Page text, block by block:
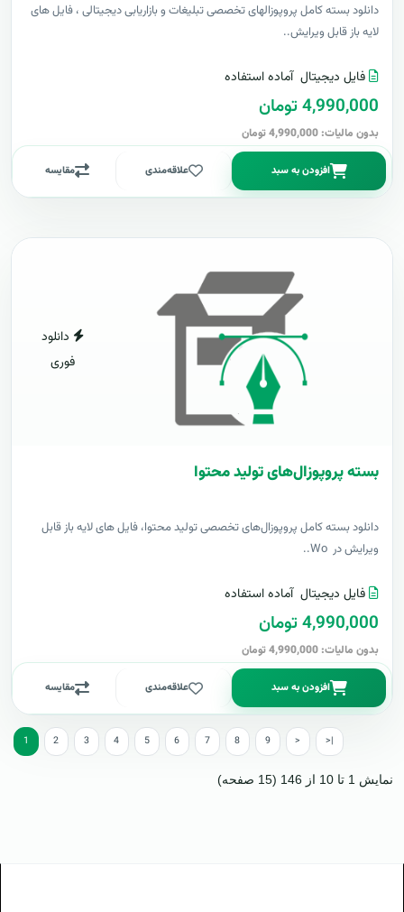
دانلود بسته کامل پروپوزالهای تخصصی تبلیغات و بازاریابی دیجیتالی ، فایل های
لایه باز قابل ویرایش..
فایل دیجیتال آماده استفاده
4,990,000 تومان
بدون مالیات: 4,990,000 تومان
افزودن به سبد علاقه‌مندی مقایسه
دانلود
فوری
بسته پروپوزال‌های تولید محتوا
دانلود بسته کامل پروپوزال‌های تخصصی تولید محتوا، فایل های لایه باز قابل
ویرایش در Wo..
فایل دیجیتال آماده استفاده
4,990,000 تومان
بدون مالیات: 4,990,000 تومان
افزودن به سبد علاقه‌مندی مقایسه
1 2 3 4 5 6 7 8 9 > >|
نمایش 1 تا 10 از 146 (15 صفحه)